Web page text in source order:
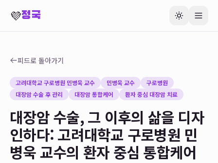
💜정국
피드로 돌아가기
고려대학교 구로병원 민병욱 교수 민병욱 교수
구로병원
대장암 수술 후 관리
대장암 통합케어 환자 중심 대장암 치료
대장암 수술, 그 이후의 삶을 디자
인하다: 고려대학교 구로병원 민
병욱 교수의 환자 중심 통합케어